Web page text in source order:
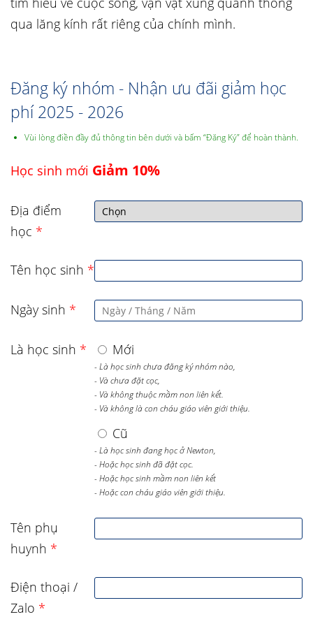
qua lăng kính rất riêng của chính mình.
Đăng ký nhóm - Nhận ưu đãi giảm học
phí 2025 - 2026
Vùi lòng điền đầy đủ thông tin bên dưới và bấm “Đăng Ký” để hoàn thành.
Học sinh mới Giảm 10%
Địa điểm
học *
Tên học sinh *
Ngày sinh *
Là học sinh * Mới
- Là học sinh chưa đăng ký nhóm nào,
- Và chưa đặt cọc,
- Và không thuộc mầm non liên kết.
- Và không là con cháu giáo viên giới thiệu.
Cũ
- Là học sinh đang học ở Newton,
- Hoặc học sinh đã đặt cọc.
- Hoặc học sinh mầm non liên kết
- Hoặc con cháu giáo viên giới thiệu.
Tên phụ
huynh *
Điện thoại /
Zalo *